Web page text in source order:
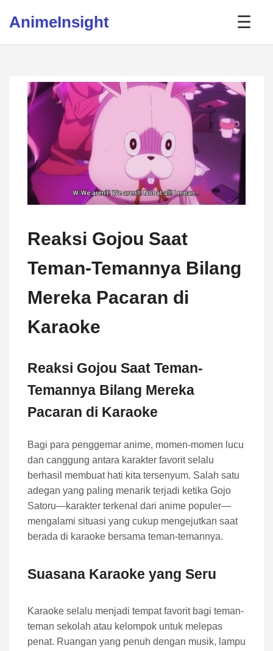
AnimeInsight ☰
Reaksi Gojou Saat
Teman-Temannya Bilang
Mereka Pacaran di
Karaoke
Reaksi Gojou Saat Teman-
Temannya Bilang Mereka
Pacaran di Karaoke
Bagi para penggemar anime, momen-momen lucu
dan canggung antara karakter favorit selalu
berhasil membuat hati kita tersenyum. Salah satu
adegan yang paling menarik terjadi ketika Gojo
Satoru—karakter terkenal dari anime populer—
mengalami situasi yang cukup mengejutkan saat
berada di karaoke bersama teman-temannya.
Suasana Karaoke yang Seru
Karaoke selalu menjadi tempat favorit bagi teman-
teman sekolah atau kelompok untuk melepas
penat. Ruangan yang penuh dengan musik, lampu